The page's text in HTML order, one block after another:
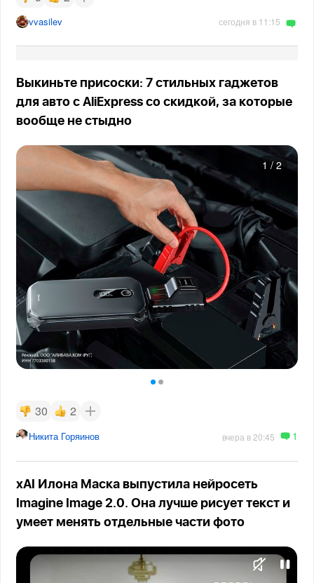
vvasilev сегодня в 11:15
Выкиньте присоски: 7 стильных гаджетов
для авто с AliExpress со скидкой, за которые
вообще не стыдно
1 / 2
30 2
Никита Горяинов вчера в 20:45 1
xAI Илона Маска выпустила нейросеть
Imagine Image 2.0. Она лучше рисует текст и
умеет менять отдельные части фото